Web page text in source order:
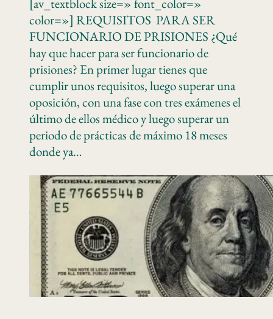
[av_textblock size=» font_color=»
color=»] REQUISITOS PARA SER
FUNCIONARIO DE PRISIONES ¿Qué
hay que hacer para ser funcionario de
prisiones? En primer lugar tienes que
cumplir unos requisitos, luego superar una
oposición, con una fase con tres exámenes el
último de ellos médico y luego superar un
periodo de prácticas de máximo 18 meses
donde ya…